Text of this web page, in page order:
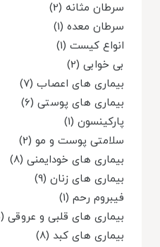
سرطان مثانه (2)
سرطان معده (1)
انواع کیست (1)
بی خوابی (2)
بیماری های اعصاب (7)
بیماری های پوستی (6)
پارکینسون (1)
سلامتی پوست و مو (2)
بیماری های خودایمنی (8)
بیماری های زنان (9)
فیبروم رحم (1)
بیماری های قلبی و عروقی (5)
بیماری های کبد (8)